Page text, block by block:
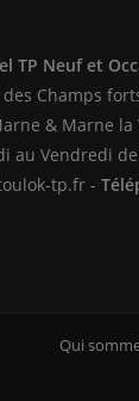
TP Neuf et
Champs
& Marne la
au Vendredi
tp.fr -
Qui